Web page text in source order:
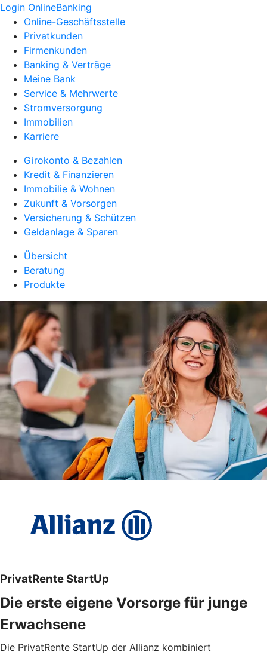
Login OnlineBanking
Online-Geschäftsstelle
Privatkunden
Firmenkunden
Banking & Verträge
Meine Bank
Service & Mehrwerte
Stromversorgung
Immobilien
Karriere
Girokonto & Bezahlen
Kredit & Finanzieren
Immobilie & Wohnen
Zukunft & Vorsorgen
Versicherung & Schützen
Geldanlage & Sparen
Übersicht
Beratung
Produkte
PrivatRente StartUp
Die erste eigene Vorsorge für junge
Erwachsene
Die PrivatRente StartUp der Allianz kombiniert